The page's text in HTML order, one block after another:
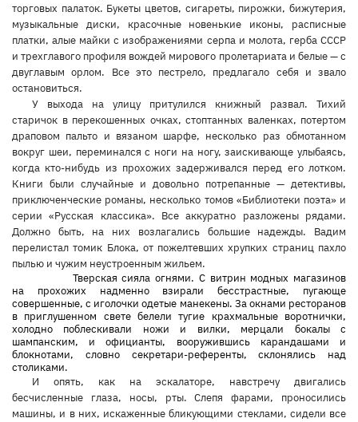
торговых палаток. Букеты цветов, сигареты, пирожки, бижутерия,
музыкальные диски, красочные новенькие иконы, расписные
платки, алые майки с изображениями серпа и молота, герба СССР
и трехглавого профиля вождей мирового пролетариата и белые — с
двуглавым орлом. Все это пестрело, предлагало себя и звало
остановиться.
У выхода на улицу притулился книжный развал. Тихий
старичок в перекошенных очках, стоптанных валенках, потертом
драповом пальто и вязаном шарфе, несколько раз обмотанном
вокруг шеи, переминался с ноги на ногу, заискивающе улыбаясь,
когда кто-нибудь из прохожих задерживался перед его лотком.
Книги были случайные и довольно потрепанные — детективы,
приключенческие романы, несколько томов «Библиотеки поэта» и
серии «Русская классика». Все аккуратно разложены рядами.
Должно быть, на них возлагались большие надежды. Вадим
перелистал томик Блока, от пожелтевших хрупких страниц пахло
пылью и чужим неустроенным жильем.
Тверская сияла огнями. С витрин модных магазинов
на прохожих надменно взирали бесстрастные, пугающе
совершенные, с иголочки одетые манекены. За окнами ресторанов
в приглушенном свете белели тугие крахмальные воротнички,
холодно поблескивали ножи и вилки, мерцали бокалы с
шампанским, и официанты, вооружившись карандашами и
блокнотами, словно секретари-референты, склонялись над
столиками.
И опять, как на эскалаторе, навстречу двигались
бесчисленные глаза, носы, рты. Слепя фарами, проносились
машины, и в них, искаженные бликующими стеклами, сидели все